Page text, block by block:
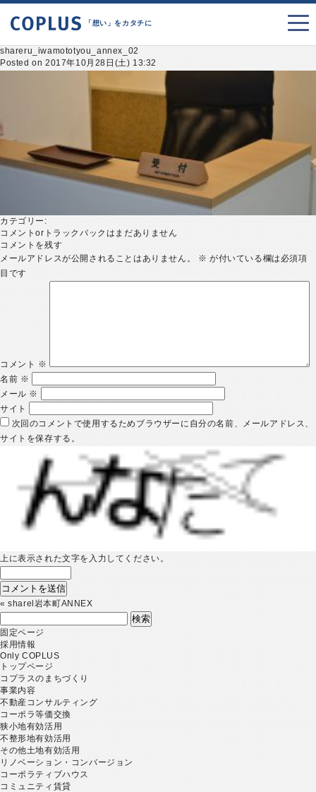
「想い」をカタチに
shareru_iwamototyou_annex_02
Posted on 2017年10月28日(土) 13:32
カテゴリー:
コメントorトラックバックはまだありません
コメントを残す
メールアドレスが公開されることはありません。
※ が付いている欄は必須項
目です
コメント ※
名前 ※
メール ※
サイト
次回のコメントで使用するためブラウザーに自分の名前、メールアドレス、
サイトを保存する。
上に表示された文字を入力してください。
«sharel岩本町ANNEX
索:
固定ページ
採用情報
Only COPLUS
トップページ
コプラスのまちづくり
事業内容
不動産コンサルティング
コーポラ等価交換
狭小地有効活用
不整形地有効活用
その他土地有効活用
リノベーション・コンバージョン
コーポラティブハウス
コミュニティ賃貸